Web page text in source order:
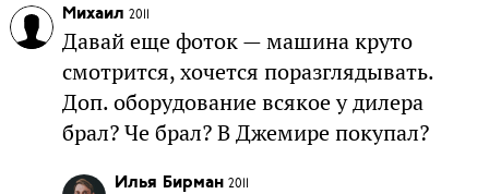
Михаил 2011
Давай еще фоток — машина круто
смотрится, хочется поразглядывать.
Доп. оборудование всякое у дилера
брал? Че брал? В Джемире покупал?
Илья Бирман 2011